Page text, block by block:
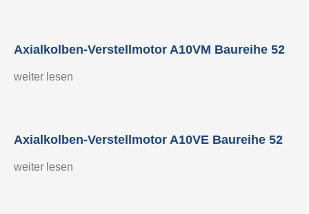
Axialkolben-Verstellmotor A10VM Baureihe 52
weiter lesen
Axialkolben-Verstellmotor A10VE Baureihe 52
weiter lesen